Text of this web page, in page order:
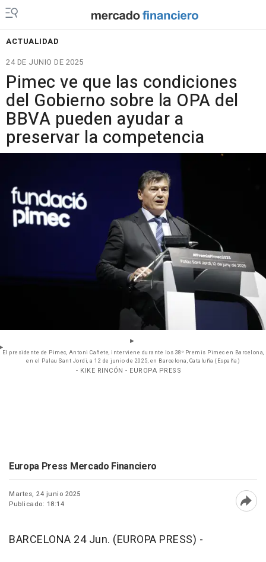
ACTUALIDAD
24 DE JUNIO DE 2025
Pimec ve que las condiciones
del Gobierno sobre la OPA del
BBVA pueden ayudar a
preservar la competencia
El presidente de Pimec, Antoni Cañete, interviene durante los 38º Premis Pimec en Barcelona,
en el Palau Sant Jordi, a 12 de junio de 2025, en Barcelona, Cataluña (España)
- KIKE RINCÓN - EUROPA PRESS
Europa Press Mercado Financiero
Martes, 24 junio 2025
Publicado: 18:14
BARCELONA 24 Jun. (EUROPA PRESS) -